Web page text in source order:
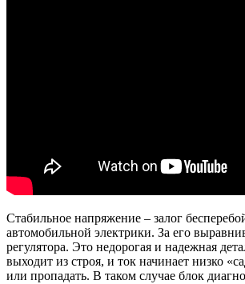
Стабильное напряжение – залог
автомобильной электрики. За его
регулятора. Это недорогая и надежная
выходит из строя, и ток начинает низко
или пропадать. В таком случае блок